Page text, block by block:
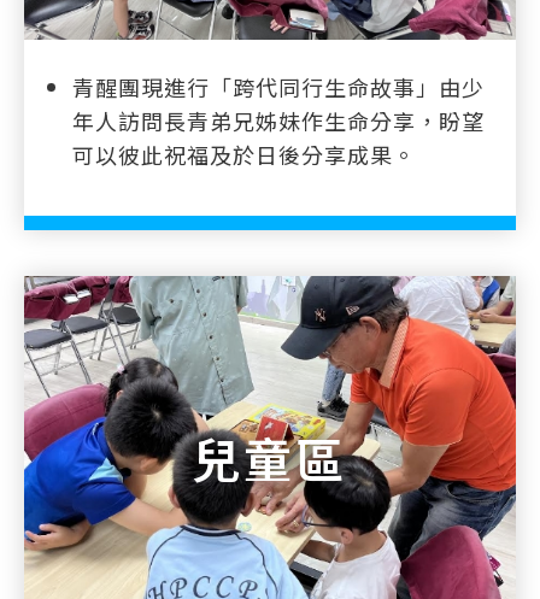
青醒團現進行「跨代同行生命故事」由少
年人訪問長青弟兄姊妹作生命分享，盼望
可以彼此祝福及於日後分享成果。
兒童區